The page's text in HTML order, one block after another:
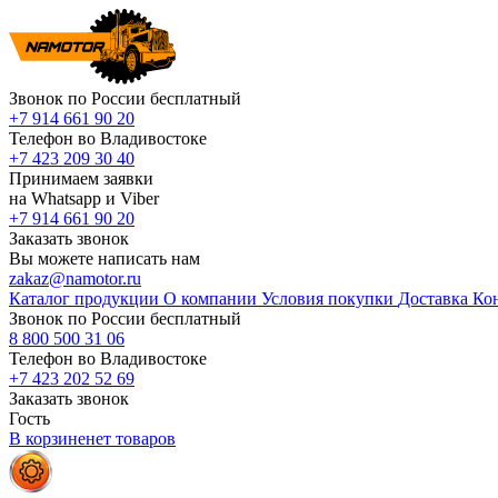
Звонок по России бесплатный
+7 914 661 90 20
Телефон во Владивостоке
+7 423 209 30 40
Принимаем заявки
на Whatsapp и Viber
+7 914 661 90 20
Заказать звонок
Вы можете написать нам
zakaz@namotor.ru
Каталог продукции О компании Условия покупки Доставка
Звонок по России бесплатный
8 800 500 31 06
Телефон во Владивостоке
+7 423 202 52 69
Заказать звонок
Гость
В корзиненет товаров